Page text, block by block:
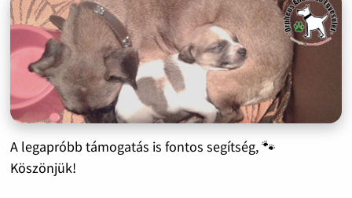
A legapróbb támogatás is fontos segítség, 🐾
Köszönjük!